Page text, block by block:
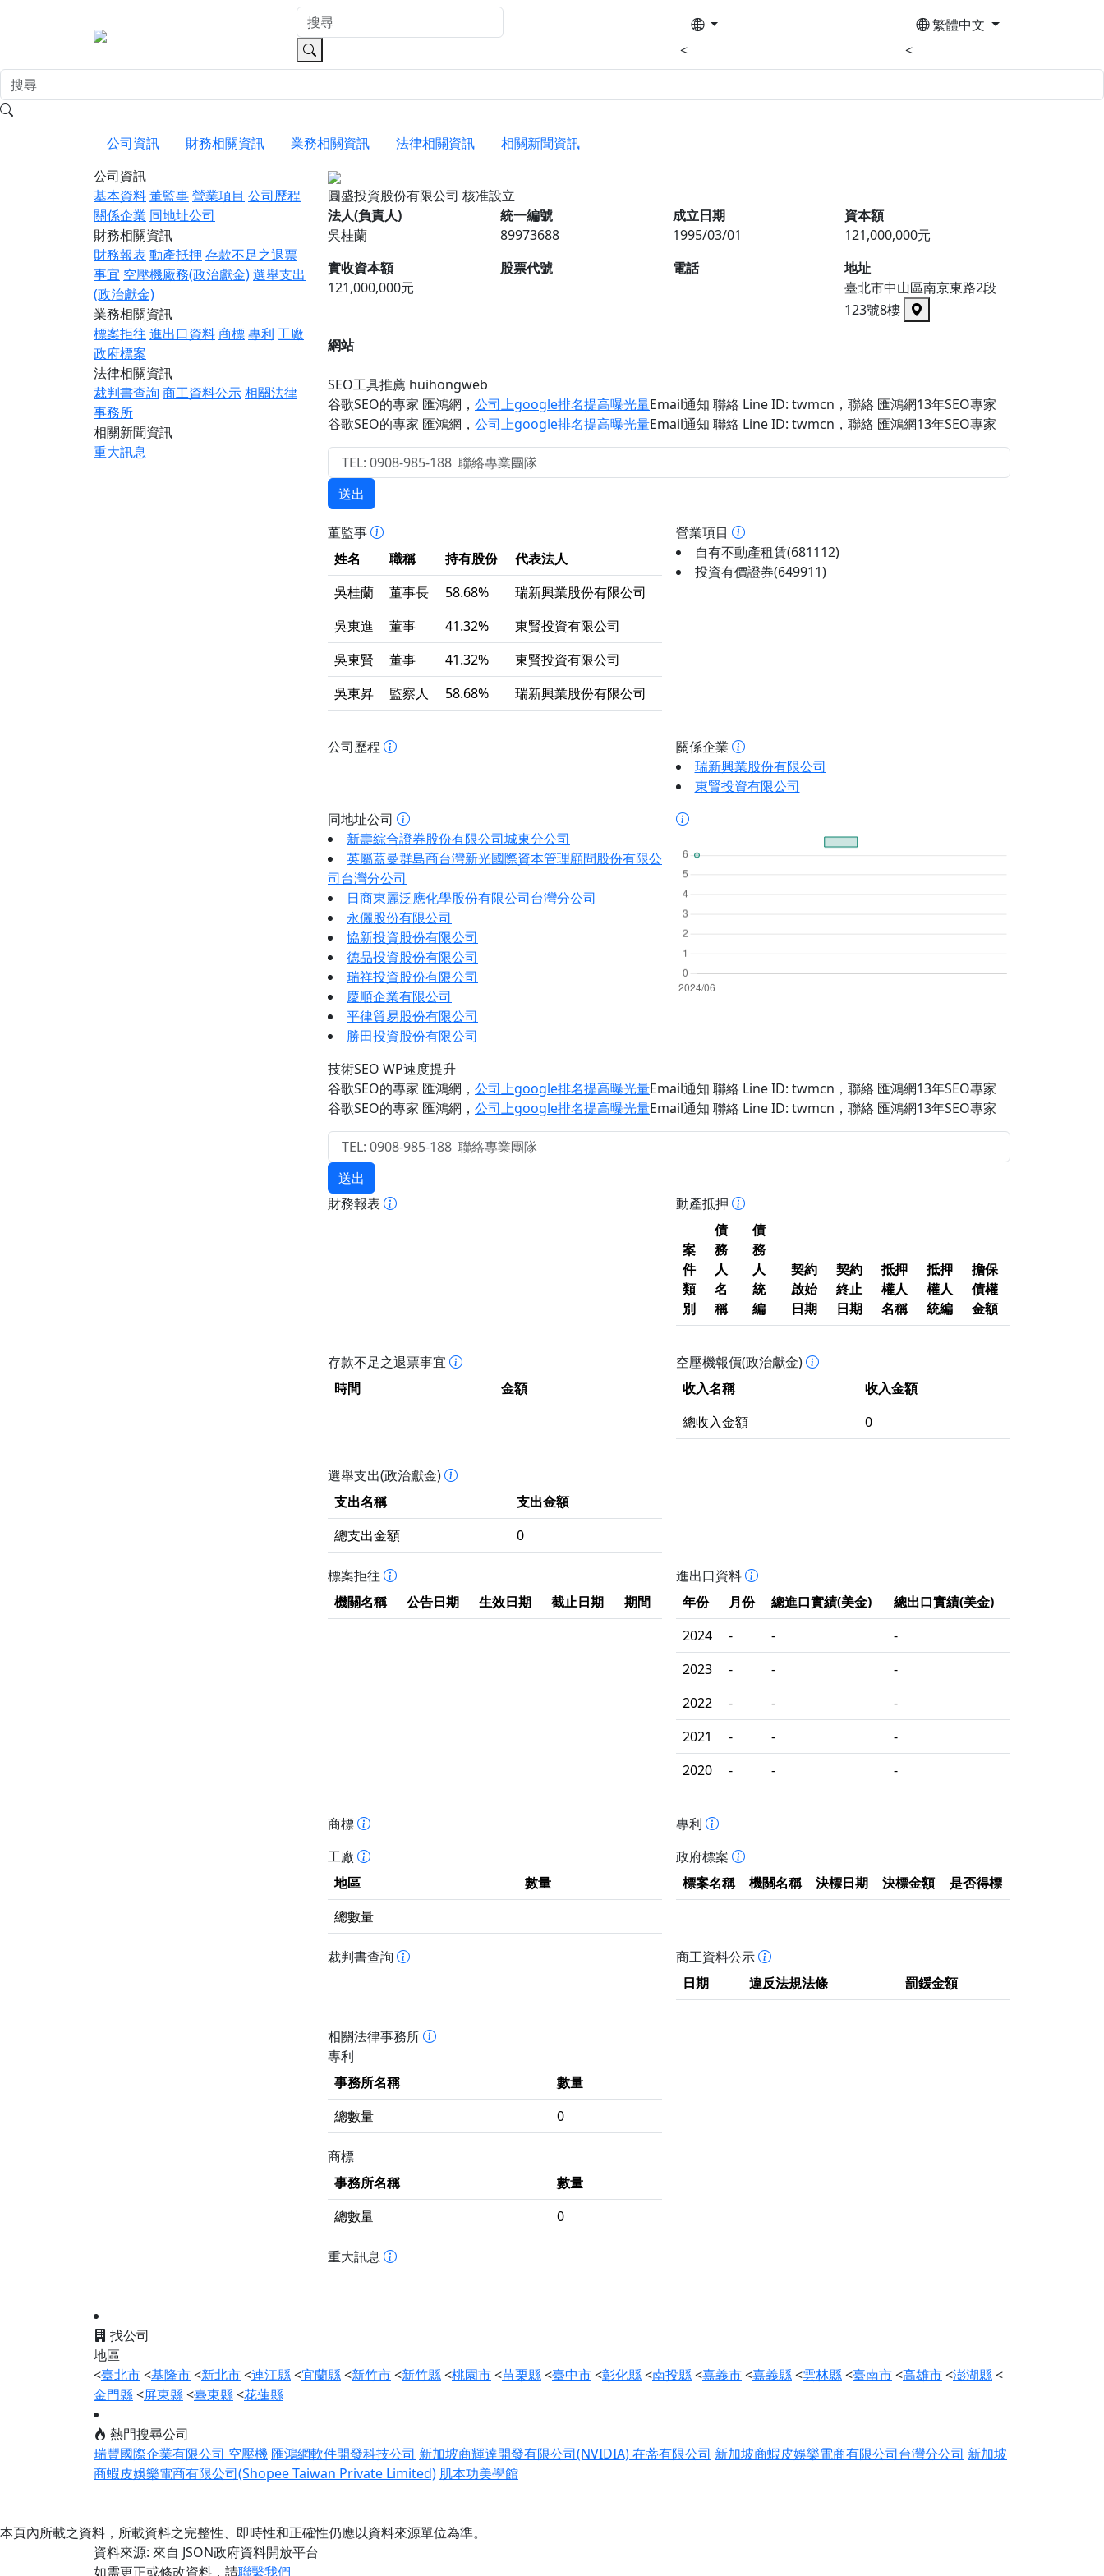
<
繁體中文
<
公司資訊 財務相關資訊 業務相關資訊 法律相關資訊
相關新聞資訊
公司資訊
基本資料董監事營業項目 公司歷程
關係企業 同地址公司
財務相關資訊
財務報表 動產抵押 存款不足之退票
事宜 空壓機廠務(政治獻金)選舉支出
(政治獻金)
業務相關資訊
標案拒往 進出口資料商標專利 工廠
政府標案
法律相關資訊
裁判書查詢 商工資料公示相關法律
事務所
相關新聞資訊
重大訊息
圓盛投資股份有限公司 核准設立
法人(負責人)
吳桂蘭
統一編號
89973688
成立日期
1995/03/01
資本額
121,000,000元
實收資本額
121,000,000元
股票代號 電話
地址
臺北市中山區南京東路2段
123號8樓
網站
SEO工具推薦 huihongweb
谷歌SEO的專家 匯鴻網 ， 公司上google排名提高曝光量Email通知 聯絡 Line ID: twmcn ，聯絡 匯鴻網13年SEO專家
谷歌SEO的專家 匯鴻網 ， 公司上google排名提高曝光量Email通知 聯絡 Line ID: twmcn ，聯絡 匯鴻網13年SEO專家
送出
董監事
姓名
職稱 持有股份
代表法人
吳桂蘭
董事長 58.68%
瑞新興業股份有限公司
吳東進
董事 41.32%
東賢投資有限公司
吳東賢
董事 41.32%
東賢投資有限公司
吳東昇
監察人 58.68% 瑞新興業股份有限公司
營業項目
自有不動產租賃(681112)
投資有價證券(649911)
公司歷程
關係企業
瑞新興業股份有限公司
東賢投資有限公司
同地址公司
新壽綜合證券股份有限公司城東分公司
英屬蓋曼群島商台灣新光國際資本管理顧問股份有限公
司台灣分公司
日商東麗泛應化學股份有限公司台灣分公司
永儷股份有限公司
協新投資股份有限公司
德品投資股份有限公司
瑞祥投資股份有限公司
慶順企業有限公司
平律貿易股份有限公司
勝田投資股份有限公司
技術SEO WP速度提升
谷歌SEO的專家 匯鴻網 ， 公司上google排名提高曝光量Email通知 聯絡 Line ID: twmcn ，聯絡 匯鴻網13年SEO專家
谷歌SEO的專家 匯鴻網 ， 公司上google排名提高曝光量Email通知 聯絡 Line ID: twmcn ，聯絡 匯鴻網13年SEO專家
送出
財務報表
動產抵押
案
件
類
別
債
務
人
名
稱
債
務
人
統
編
契約
啟始
日期
契約
終止
日期
抵押
權人
名稱
抵押
權人
統編
擔保
債權
金額
存款不足之退票事宜
時間
金額
空壓機報價(政治獻金)
收入名稱
收入金額
總收入金額
0
選舉支出(政治獻金)
支出名稱
支出金額
總支出金額
0
標案拒往
機關名稱
公告日期 生效日期 截止日期 期間
進出口資料
年份
月份 總進口實績(美金)
總出口實績(美金)
2024
- -
-
2023
- -
-
2022
- -
-
2021
- -
-
2020
- - -
商標
專利
工廠
地區
數量
總數量
政府標案
標案名稱
機關名稱 決標日期 決標金額 是否得標
裁判書查詢
商工資料公示
日期
違反法規法條 罰鍰金額
相關法律事務所
專利
事務所名稱
數量
總數量
0
商標
事務所名稱
數量
總數量
0
重大訊息
找公司
地區
<臺北市<基隆市<新北市<連江縣<宜蘭縣<新竹市<新竹縣<桃園市<苗栗縣<臺中市<彰化縣<南投縣<嘉義市<嘉義縣<雲林縣<臺南市<高雄市<澎湖縣<
金門縣<屏東縣<臺東縣<花蓮縣
熱門搜尋公司
瑞豐國際企業有限公司 空壓機 匯鴻網軟件開發科技公司 新加坡商輝達開發有限公司(NVIDIA)在蒂有限公司 新加坡商蝦皮娛樂電商有限公司台灣分公司 新加坡
商蝦皮娛樂電商有限公司(Shopee Taiwan Private Limited) 肌本功美學館
本頁內所載之資料，所載資料之完整性、即時性和正確性仍應以資料來源單位為準。
資料來源: 來自 JSON政府資料開放平台
如需更正或修改資料，請聯繫我們